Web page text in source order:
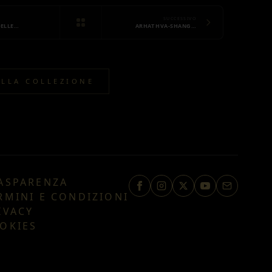
ARHAT HVA-SHANG…
COLLEZIONE
E CONDIZIONI